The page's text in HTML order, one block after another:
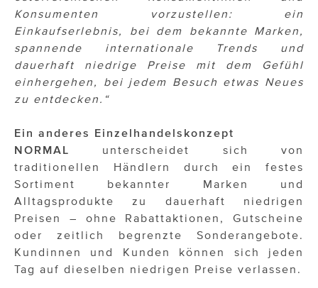
Konsumenten vorzustellen: ein
Einkaufserlebnis, bei dem bekannte Marken,
spannende internationale Trends und
dauerhaft niedrige Preise mit dem Gefühl
einhergehen, bei jedem Besuch etwas Neues
zu entdecken.“
Ein anderes Einzelhandelskonzept
NORMAL
unterscheidet sich von
traditionellen Händlern durch ein festes
Sortiment bekannter Marken und
Alltagsprodukte zu dauerhaft niedrigen
Preisen – ohne Rabattaktionen, Gutscheine
oder zeitlich begrenzte Sonderangebote.
Kundinnen und Kunden können sich jeden
Tag auf dieselben niedrigen Preise verlassen.